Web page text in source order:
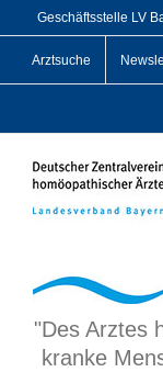
Inhalt
springen
Geschäftsstelle LV
Arztsuche
"Des Arztes
kranke